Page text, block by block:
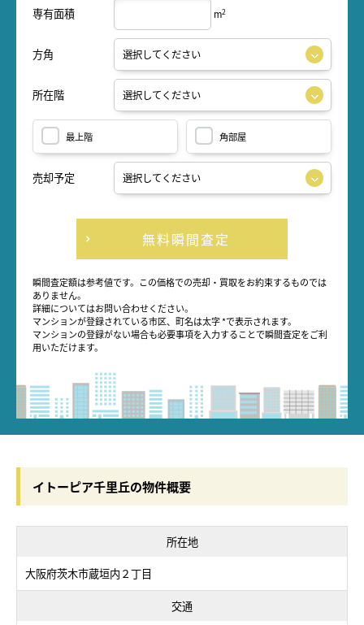
専有面積 m2
方角
所在階
最上階 角部屋
売却予定
無料瞬間査定
瞬間査定額は参考値です。この価格での売却・買取をお約束するものでは
ありません。
詳細についてはお問い合わせください。
マンションが登録されている市区、町名は太字 *で表示されます。
マンションの登録がない場合も必要事項を入力することで瞬間査定をご利
用いただけます。
イトーピア千里丘の物件概要
所在地
大阪府茨木市蔵垣内２丁目
交通